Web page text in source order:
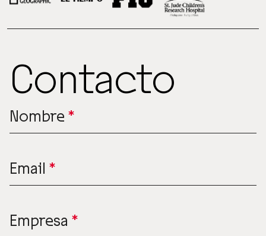
Contacto
Nombre *
Email *
Empresa *